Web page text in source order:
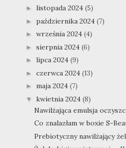
► listopada 2024 (5)
► października 2024 (7)
► września 2024 (4)
► sierpnia 2024 (6)
► lipca 2024 (9)
► czerwca 2024 (13)
► maja 2024 (7)
▼ kwietnia 2024 (8)
Nawilżająca emulsja
Co znalazłam w boxie S-
Prebiotyczny nawilżający